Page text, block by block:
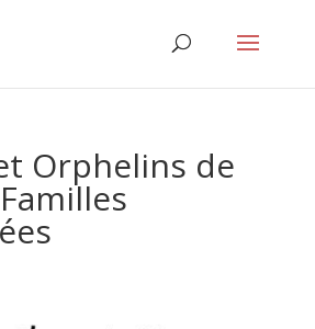
Orphelins de